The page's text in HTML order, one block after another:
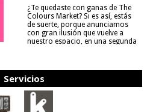
¿Te quedaste con ganas de The
Colours Market? Si es así, estás
de suerte, porque anunciamos
con gran ilusión que vuelve a
nuestro espacio, en una segunda
Servicios